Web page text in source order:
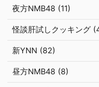
夜方NMB48 (11)
怪談肝試しクッキング
新YNN (82)
昼方NMB48 (8)